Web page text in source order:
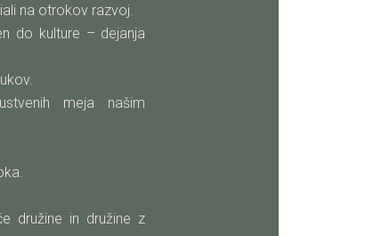
na otrokov razvoj.
do kulture – dejanja
meja našim
družine in družine z